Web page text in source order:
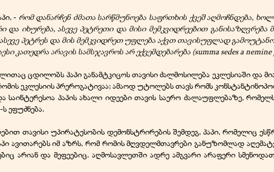
- რომ დანარჩენ ძმათა სარწმუნოება საფრთხის ქვეშ აღმოჩნდება,
და იხურება, ასევე პეტრეთი და მისი მემკვიდრეებით
პეტრეს და მის მემკვიდრეთ უფლება აქვთ თავისუფლად
კათედრა არავის სამსჯავროს არ ექვემდებარება (summa sedes a nemine
ცდილობს პაპი განამტკიცოს თავისი ძალმოსილება ეკლესიაში და
ეკლესიის პრეროგატივაა; ამაოდ უტოლებს თავს რომს
საინტერესოა პაპის ახალი იდეები თავის საერო ძალაუფლებაზე,
ს ეფუძნება.
თავისი უპირატესობის დემონსტრირების შემდეგ, პაპი, რომელიც
ავითარებს იმ აზრს, რომ რომის მღვდელმთავრები განუზომლად
არიან და მეფეებიც. აღმოსავლეთში ადრე ამგვარი არაფერი